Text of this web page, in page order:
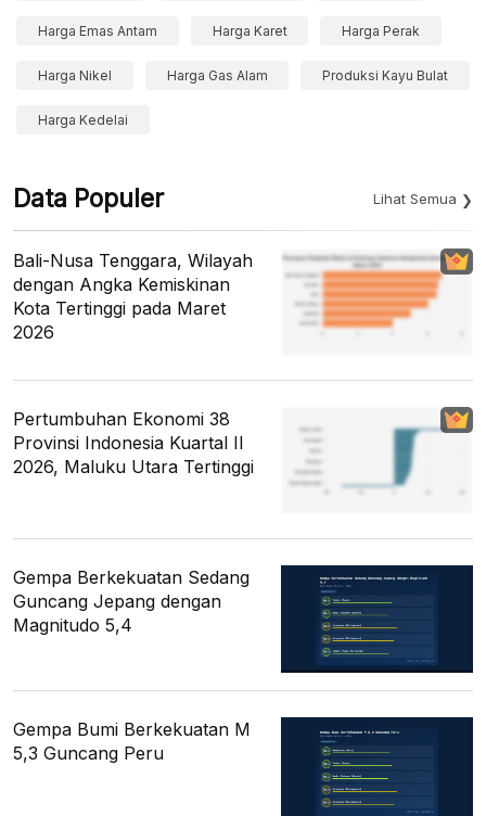
Harga Emas Antam Harga Karet Harga Perak
Harga Nikel Harga Gas Alam Produksi Kayu Bulat
Harga Kedelai
Data Populer Lihat Semua
Bali-Nusa Tenggara, Wilayah
dengan Angka Kemiskinan
Kota Tertinggi pada Maret
2026
Pertumbuhan Ekonomi 38
Provinsi Indonesia Kuartal II
2026, Maluku Utara Tertinggi
Gempa Berkekuatan Sedang
Guncang Jepang dengan
Magnitudo 5,4
Gempa Bumi Berkekuatan M
5,3 Guncang Peru